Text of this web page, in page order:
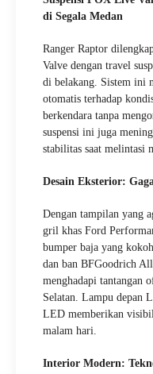
di Segala Medan
Ranger Raptor
Valve dengan travel
di belakang. Sistem ini
otomatis terhadap
berkendara tanpa
suspensi ini juga
stabilitas saat melintasi
Desain Eksterior:
Dengan tampilan yang
gril khas Ford
bumper baja yang
dan ban BFGoodrich
menghadapi tantangan
Selatan. Lampu depan
LED memberikan
malam hari.
Interior Modern: